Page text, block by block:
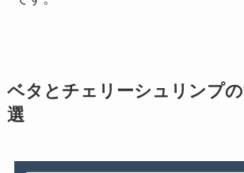
ベタとチェリーシュリンプ
選